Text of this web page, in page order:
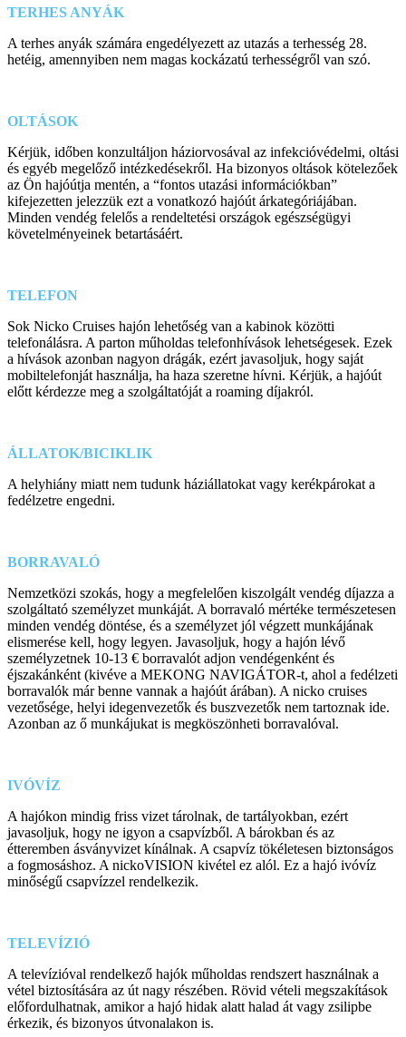
TERHES ANYÁK
A terhes anyák számára engedélyezett az utazás a terhesség 28.
hetéig, amennyiben nem magas kockázatú terhességről van szó.
OLTÁSOK
Kérjük, időben konzultáljon háziorvosával az infekcióvédelmi, oltási
és egyéb megelőző intézkedésekről. Ha bizonyos oltások kötelezőek
az Ön hajóútja mentén, a “fontos utazási információkban”
kifejezetten jelezzük ezt a vonatkozó hajóút árkategóriájában.
Minden vendég felelős a rendeltetési országok egészségügyi
követelményeinek betartásáért.
TELEFON
Sok Nicko Cruises hajón lehetőség van a kabinok közötti
telefonálásra. A parton műholdas telefonhívások lehetségesek. Ezek
a hívások azonban nagyon drágák, ezért javasoljuk, hogy saját
mobiltelefonját használja, ha haza szeretne hívni. Kérjük, a hajóút
előtt kérdezze meg a szolgáltatóját a roaming díjakról.
ÁLLATOK/BICIKLIK
A helyhiány miatt nem tudunk háziállatokat vagy kerékpárokat a
fedélzetre engedni.
BORRAVALÓ
Nemzetközi szokás, hogy a megfelelően kiszolgált vendég díjazza a
szolgáltató személyzet munkáját. A borravaló mértéke természetesen
minden vendég döntése, és a személyzet jól végzett munkájának
elismerése kell, hogy legyen. Javasoljuk, hogy a hajón lévő
személyzetnek 10-13 € borravalót adjon vendégenként és
éjszakánként (kivéve a MEKONG NAVIGÁTOR-t, ahol a fedélzeti
borravalók már benne vannak a hajóút árában). A nicko cruises
vezetősége, helyi idegenvezetők és buszvezetők nem tartoznak ide.
Azonban az ő munkájukat is megköszönheti borravalóval.
IVÓVÍZ
A hajókon mindig friss vizet tárolnak, de tartályokban, ezért
javasoljuk, hogy ne igyon a csapvízből. A bárokban és az
étteremben ásványvizet kínálnak. A csapvíz tökéletesen biztonságos
a fogmosáshoz. A nickoVISION kivétel ez alól. Ez a hajó ivóvíz
minőségű csapvízzel rendelkezik.
TELEVÍZIÓ
A televízióval rendelkező hajók műholdas rendszert használnak a
vétel biztosítására az út nagy részében. Rövid vételi megszakítások
előfordulhatnak, amikor a hajó hidak alatt halad át vagy zsilipbe
érkezik, és bizonyos útvonalakon is.